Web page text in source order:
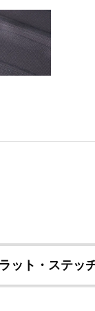
ット・ステッ